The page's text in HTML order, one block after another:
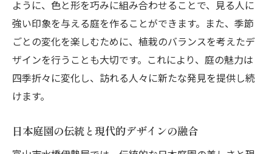
ように、色と形を巧みに組み合わせることで、見る人に
強い印象を与える庭を作ることができます。また、季節
ごとの変化を楽しむために、植栽のバランスを考えたデ
ザインを行うことも大切です。これにより、庭の魅力は
四季折々に変化し、訪れる人々に新たな発見を提供し続
けます。
日本庭園の伝統と現代的デザインの融合